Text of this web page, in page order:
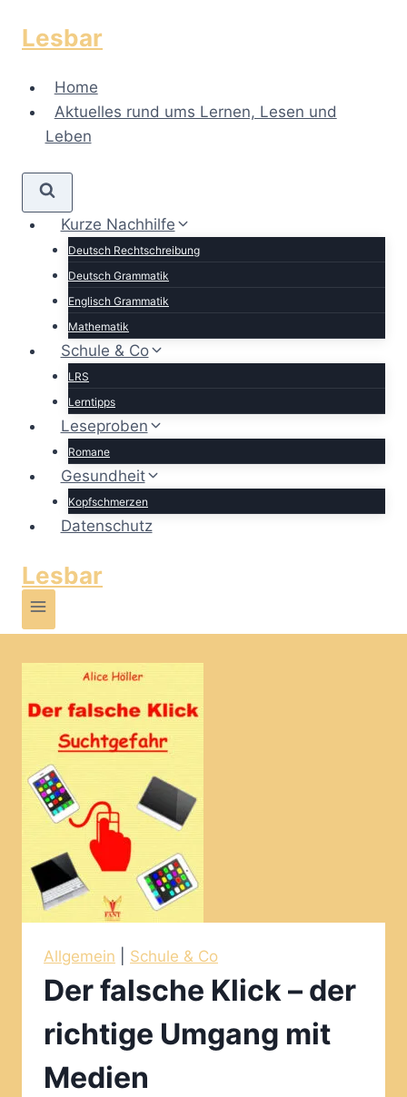
InhaltLesbar
Home
Aktuelles rund ums Lernen, Lesen und
Leben
Kurze Nachhilfe
Deutsch Rechtschreibung
Deutsch Grammatik
Englisch Grammatik
Mathematik
Schule & Co
LRS
Lerntipps
Leseproben
Romane
Gesundheit
Kopfschmerzen
Datenschutz
Lesbar
Allgemein Schule & Co
Der falsche Klick – der
richtige Umgang mit
Medien